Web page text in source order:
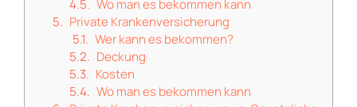
Wo man es bekommen kann
Private Krankenversicherung
Wer kann es bekommen?
Deckung
Kosten
Wo man es bekommen kann